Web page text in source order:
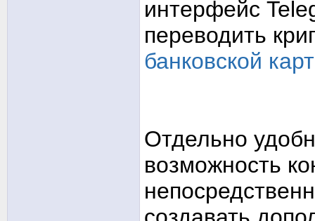
интерфейс
переводить
банковской
Отдельно
возможность